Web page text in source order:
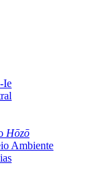
Ie
Hōzō
Ambiente